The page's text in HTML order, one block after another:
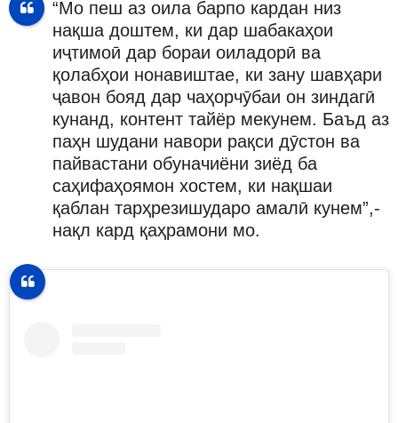
“Мо пеш аз оила барпо кардан низ
нақша доштем, ки дар шабакаҳои
иҷтимоӣ дар бораи оиладорӣ ва
қолабҳои нонавиштае, ки зану шавҳари
ҷавон бояд дар чаҳорчӯбаи он зиндагӣ
кунанд, контент тайёр мекунем. Баъд аз
паҳн шудани навори рақси дӯстон ва
пайвастани обуначиёни зиёд ба
саҳифаҳоямон хостем, ки нақшаи
қаблан тарҳрезишударо амалӣ кунем”,-
нақл кард қаҳрамони мо.